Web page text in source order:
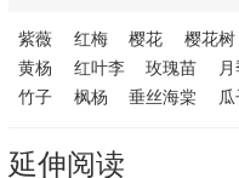
紫薇 红梅 樱花 樱花树
黄杨
红叶李 玫瑰苗
竹子
枫杨 垂丝海棠
延伸阅读